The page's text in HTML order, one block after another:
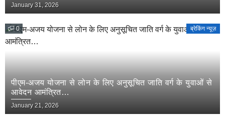
January 31, 2026
0 ब्रेकिंग न्यूज़
पीएम-अजय योजना से लोन के लिए अनुसूचित जाति वर्ग के युवाओं से
आवेदन आमंत्रित…
January 21, 2026